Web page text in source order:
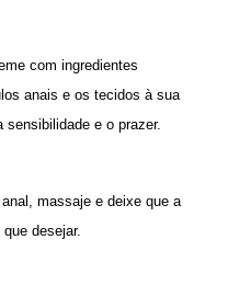
com ingredientes
anais e os tecidos à sua
e o prazer.
massaje e deixe que a
desejar.